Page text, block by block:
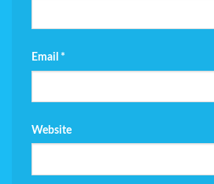
Email *
Website